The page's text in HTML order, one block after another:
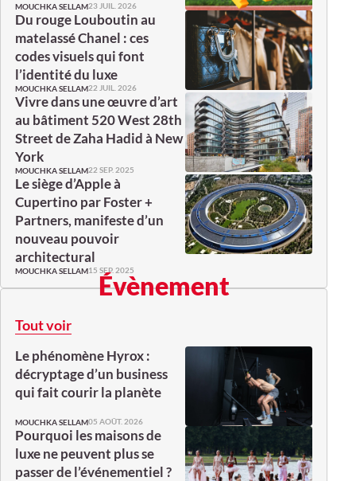
MOUCHKA SELLAM23 JUIL. 2026
Du rouge Louboutin au
matelassé Chanel : ces
codes visuels qui font
l’identité du luxe
MOUCHKA SELLAM22 JUIL. 2026
Vivre dans une œuvre d’art
au bâtiment 520 West 28th
Street de Zaha Hadid à New
York
MOUCHKA SELLAM22 SEP. 2025
Le siège d’Apple à
Cupertino par Foster +
Partners, manifeste d’un
nouveau pouvoir
architectural
MOUCHKA SELLAM15 SEP. 2025
Évènement
Tout voir
Le phénomène Hyrox :
décryptage d’un business
qui fait courir la planète
MOUCHKA SELLAM05 AOÛT. 2026
Pourquoi les maisons de
luxe ne peuvent plus se
passer de l’événementiel ?